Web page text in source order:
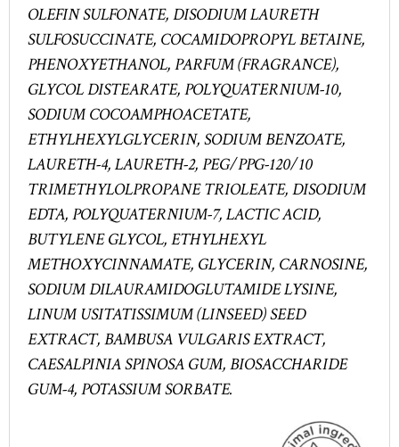
OLEFIN SULFONATE, DISODIUM LAURETH
SULFOSUCCINATE, COCAMIDOPROPYL BETAINE,
PHENOXYETHANOL, PARFUM (FRAGRANCE),
GLYCOL DISTEARATE, POLYQUATERNIUM-10,
SODIUM COCOAMPHOACETATE,
ETHYLHEXYLGLYCERIN, SODIUM BENZOATE,
LAURETH-4, LAURETH-2, PEG/PPG-120/10
TRIMETHYLOLPROPANE TRIOLEATE, DISODIUM
EDTA, POLYQUATERNIUM-7, LACTIC ACID,
BUTYLENE GLYCOL, ETHYLHEXYL
METHOXYCINNAMATE, GLYCERIN, CARNOSINE,
SODIUM DILAURAMIDOGLUTAMIDE LYSINE,
LINUM USITATISSIMUM (LINSEED) SEED
EXTRACT, BAMBUSA VULGARIS EXTRACT,
CAESALPINIA SPINOSA GUM, BIOSACCHARIDE
GUM-4, POTASSIUM SORBATE.